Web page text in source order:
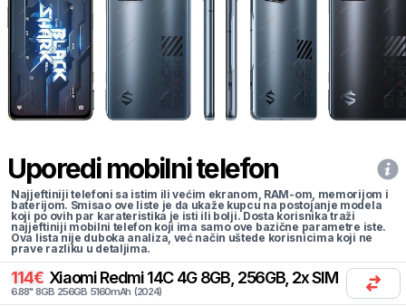
Uporedi mobilni telefon
Najjeftiniji telefoni sa istim ili većim ekranom, RAM-om, memorijom i
baterijom. Smisao ove liste je da ukaže kupcu na postojanje modela
koji po ovih par karateristika je isti ili bolji. Dosta korisnika traži
najjeftiniji mobilni telefon koji ima samo ove bazične parametre iste.
Ova lista nije duboka analiza, već način uštede korisnicima koji ne
prave razliku u detaljima.
114€ Xiaomi Redmi 14C 4G 8GB, 256GB, 2x SIM
6.88" 8GB 256GB 5160mAh (2024)